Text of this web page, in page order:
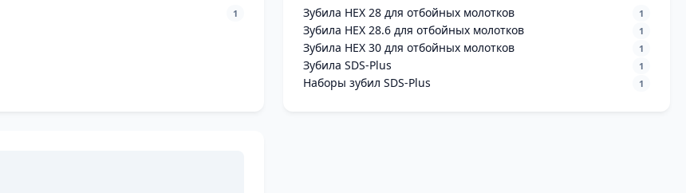
1 Зубила HEX 28 для отбойных молотков 1
Зубила HEX 28.6 для отбойных молотков 1
Зубила HEX 30 для отбойных молотков 1
Зубила SDS-Plus 1
Наборы зубил SDS-Plus 1